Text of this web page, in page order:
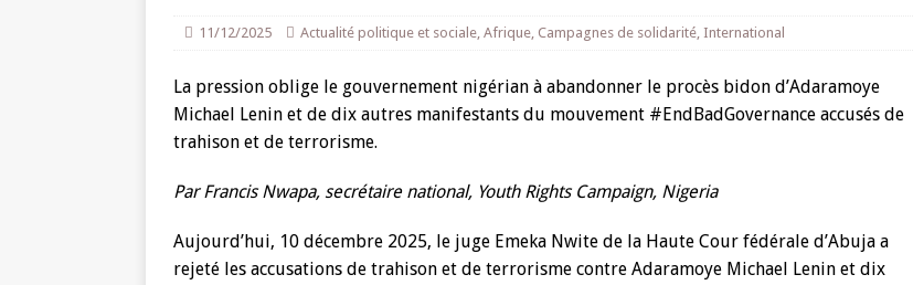
11/12/2025 Actualité politique et sociale, Afrique, Campagnes de solidarité, International
La pression oblige le gouvernement nigérian à abandonner le procès bidon d’Adaramoye
Michael Lenin et de dix autres manifestants du mouvement #EndBadGovernance accusés de
trahison et de terrorisme.
Par Francis Nwapa, secrétaire national, Youth Rights Campaign, Nigeria
Aujourd’hui, 10 décembre 2025, le juge Emeka Nwite de la Haute Cour fédérale d’Abuja a
rejeté les accusations de trahison et de terrorisme contre Adaramoye Michael Lenin et dix